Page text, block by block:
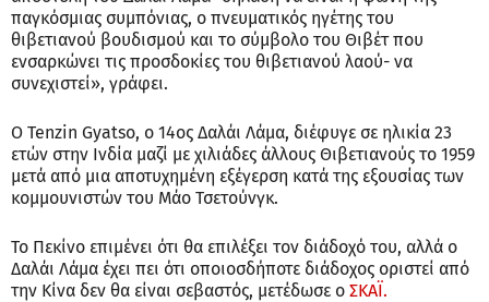
παγκόσμιας συμπόνιας, ο πνευματικός ηγέτης του
θιβετιανού βουδισμού και το σύμβολο του Θιβέτ που
ενσαρκώνει τις προσδοκίες του θιβετιανού λαού- να
συνεχιστεί», γράφει.
Ο Tenzin Gyatso, ο 14ος Δαλάι Λάμα, διέφυγε σε ηλικία 23
ετών στην Ινδία μαζί με χιλιάδες άλλους Θιβετιανούς το 1959
μετά από μια αποτυχημένη εξέγερση κατά της εξουσίας των
κομμουνιστών του Μάο Τσετούνγκ.
Το Πεκίνο επιμένει ότι θα επιλέξει τον διάδοχό του, αλλά ο
Δαλάι Λάμα έχει πει ότι οποιοσδήποτε διάδοχος οριστεί από
την Κίνα δεν θα είναι σεβαστός, μετέδωσε ο ΣΚΑΪ.